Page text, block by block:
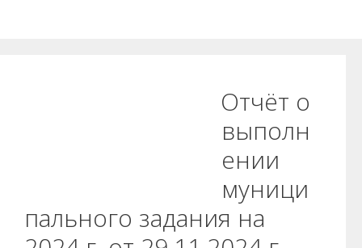
Отчёт о
выполн
ении
муници
пального задания на